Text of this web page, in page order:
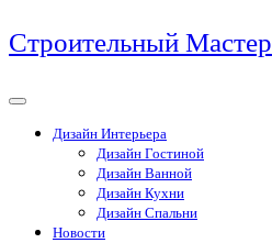
Перейти
к
Строительный Мастер
Дизайн Интерьера
Дизайн Гостиной
Дизайн Ванной
Дизайн Кухни
Дизайн Спальни
Новости